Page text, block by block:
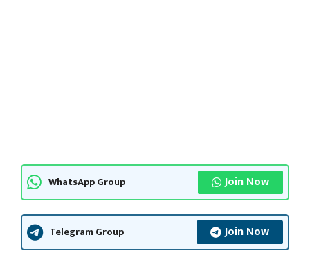
WhatsApp Group Join Now
Telegram Group Join Now